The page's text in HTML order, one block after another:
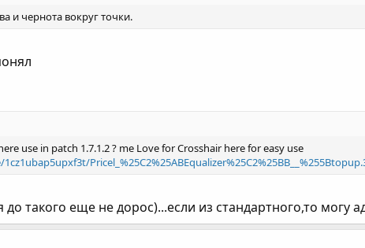
и чернота вокруг точки.
use in patch 1.7.1.2 ? me Love for Crosshair here for easy use
такого еще не дорос)...если из стандартного,то могу